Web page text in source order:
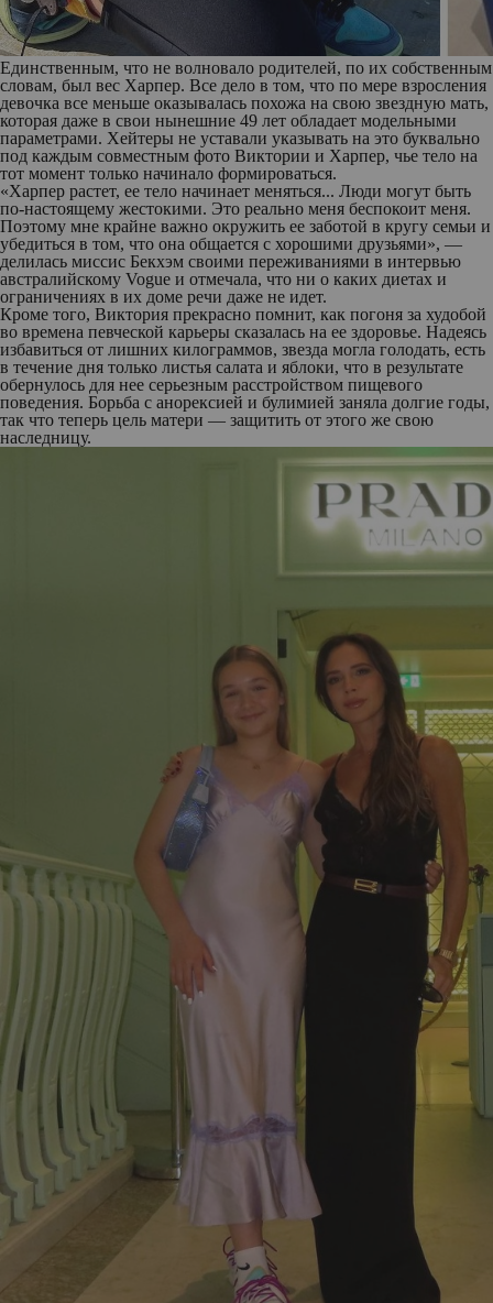
Единственным, что не волновало родителей, по их собственным
словам, был вес Харпер. Все дело в том, что по мере взросления
девочка все меньше оказывалась похожа на свою звездную мать,
которая даже в свои нынешние 49 лет обладает модельными
параметрами. Хейтеры не уставали указывать на это буквально
под каждым совместным фото Виктории и Харпер, чье тело на
тот момент только начинало формироваться.
«Харпер растет, ее тело начинает меняться... Люди могут быть
по-настоящему жестокими. Это реально меня беспокоит меня.
Поэтому мне крайне важно окружить ее заботой в кругу семьи и
убедиться в том, что она общается с хорошими друзьями», —
делилась миссис Бекхэм своими переживаниями в интервью
австралийскому Vogue и отмечала, что ни о каких диетах и
ограничениях в их доме речи даже не идет.
Кроме того, Виктория прекрасно помнит, как погоня за худобой
во времена певческой карьеры сказалась на ее здоровье. Надеясь
избавиться от лишних килограммов, звезда могла голодать, есть
в течение дня только листья салата и яблоки, что в результате
обернулось для нее серьезным расстройством пищевого
поведения. Борьба с анорексией и булимией заняла долгие годы,
так что теперь цель матери — защитить от этого же свою
наследницу.